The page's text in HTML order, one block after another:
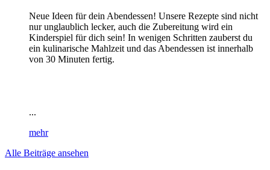
Neue Ideen für dein Abendessen! Unsere Rezepte sind nicht
nur unglaublich lecker, auch die Zubereitung wird ein
Kinderspiel für dich sein! In wenigen Schritten zauberst du
ein kulinarische Mahlzeit und das Abendessen ist innerhalb
von 30 Minuten fertig.
...
mehr
Alle Beiträge ansehen